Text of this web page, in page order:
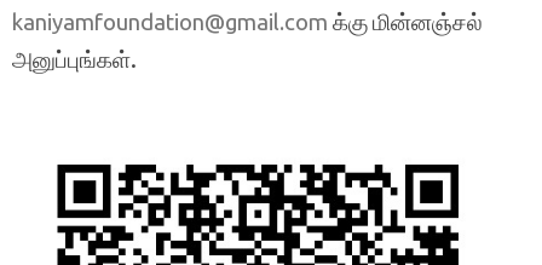
kaniyamfoundation@gmail.com க்கு மின்னஞ்சல்
அனுப்புங்கள்.